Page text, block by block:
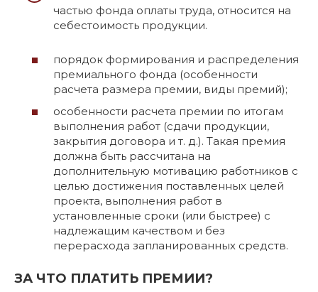
частью фонда оплаты труда, относится на
себестоимость продукции.
порядок формирования и распределения
премиального фонда (особенности
расчета размера премии, виды премий);
особенности расчета премии по итогам
выполнения работ (сдачи продукции,
закрытия договора и т. д.). Такая премия
должна быть рассчитана на
дополнительную мотивацию работников с
целью достижения поставленных целей
проекта, выполнения работ в
установленные сроки (или быстрее) с
надлежащим качеством и без
перерасхода запланированных средств.
ЗА ЧТО ПЛАТИТЬ ПРЕМИИ?